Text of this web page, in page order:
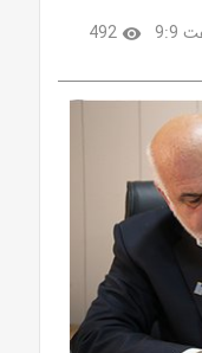
visibility
492